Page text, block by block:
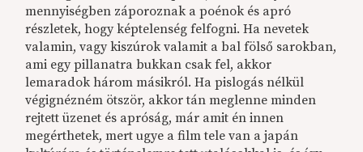
mennyiségben záporoznak a poénok és apró
részletek, hogy képtelenség felfogni. Ha nevetek
valamin, vagy kiszúrok valamit a bal fölső sarokban,
ami egy pillanatra bukkan csak fel, akkor
lemaradok három másikról. Ha pislogás nélkül
végignézném ötször, akkor tán meglenne minden
rejtett üzenet és apróság, már amit én innen
megérthetek, mert ugye a film tele van a japán